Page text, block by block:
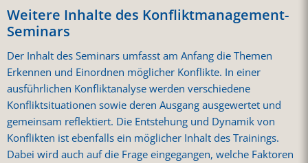
Weitere Inhalte des Konfliktmanagement-
Seminars
Der Inhalt des Seminars umfasst am Anfang die Themen
Erkennen und Einordnen möglicher Konflikte. In einer
ausführlichen Konfliktanalyse werden verschiedene
Konfliktsituationen sowie deren Ausgang ausgewertet und
gemeinsam reflektiert. Die Entstehung und Dynamik von
Konflikten ist ebenfalls ein möglicher Inhalt des Trainings.
Dabei wird auch auf die Frage eingegangen, welche Faktoren